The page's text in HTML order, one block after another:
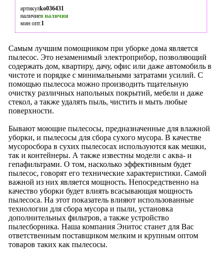
артикулko036431
наличиев наличии
мин опт.1
Самым лучшим помощником при уборке дома является
пылесос. Это незаменимый электроприбор, позволяющий
содержать дом, квартиру, дачу, офис или даже автомобиль в
чистоте и порядке с минимальными затратами усилий. С
помощью пылесоса можно производить тщательную
очистку различных напольных покрытий, мебели и даже
стекол, а также удалять пыль, чистить и мыть любые
поверхности.
Бывают моющие пылесосы, предназначенные для влажной
уборки, и пылесосы для сбора сухого мусора. В качестве
мусоросбора в сухих пылесосах используются как мешки,
так и контейнеры. А также известны модели с аква- и
гепафильтрами. О том, насколько эффективным будет
пылесос, говорят его технические характеристики. Самой
важной из них является мощность. Непосредственно на
качество уборки будет влиять всасывающая мощность
пылесоса. На этот показатель влияют использованные
технологии для сбора мусора и пыли, установка
дополнительных фильтров, а также устройство
пылесборника. Наша компания Энитос станет для Вас
ответственным поставщиком мелким и крупным оптом
товаров таких как пылесосы.